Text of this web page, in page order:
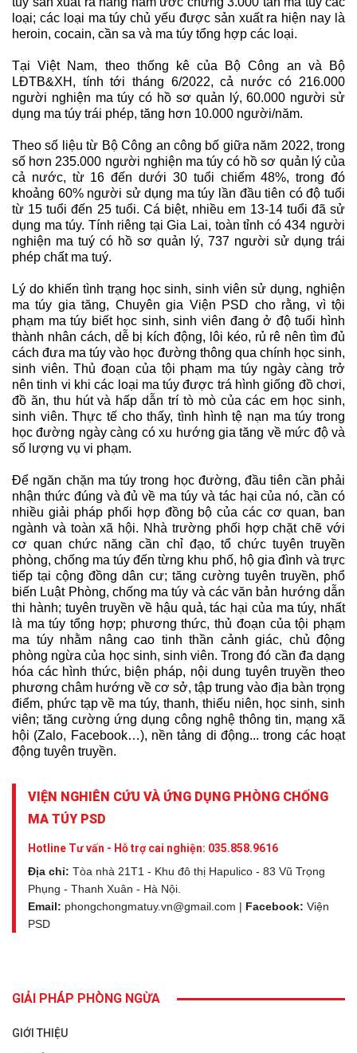
loại; các loại ma túy chủ yếu được sản xuất ra hiện nay là
heroin, cocain, cần sa và ma túy tổng hợp các loại.
Tại Việt Nam, theo thống kê của Bộ Công an và Bộ
LĐTB&XH, tính tới tháng 6/2022, cả nước có 216.000
người nghiện ma túy có hồ sơ quản lý, 60.000 người sử
dụng ma túy trái phép, tăng hơn 10.000 người/năm.
Theo số liệu từ Bộ Công an công bố giữa năm 2022, trong
số hơn 235.000 người nghiện ma túycó hồ sơ quản lý của
cả nước, từ 16 đến dưới 30 tuổi chiếm 48%, trong đó
khoảng 60% người sử dụng ma túy lần đầu tiên có độ tuổi
từ 15 tuổi đến 25 tuổi. Cá biệt, nhiều em 13-14 tuổi đã sử
dụng ma túy. Tính riêng tại Gia Lai, toàn tỉnh có 434 người
nghiện ma tuý có hồ sơ quản lý, 737 người sử dụng trái
phép chất ma tuý.
Lý do khiến tình trạng học sinh, sinh viên sử dụng, nghiện
ma túy gia tăng, Chuyên gia Viện PSD cho rằng, vì tội
phạm ma túy biết học sinh, sinh viên đang ở độ tuổi hình
thành nhân cách, dễ bị kích động, lôi kéo, rủ rê nên tìm đủ
cách đưa ma túy vào học đường thông qua chính học sinh,
sinh viên. Thủ đoạn của tội phạm ma túy ngày càng trở
nên tinh vi khi các loại ma túy được trá hình giống đồ chơi,
đồ ăn, thu hút và hấp dẫn trí tò mò của các em học sinh,
sinh viên. Thực tế cho thấy, tình hình tệ nạn ma túy trong
học đường ngày càng có xu hướng gia tăng về mức độ và
số lượng vụ vi phạm.
Để ngăn chặn ma túy trong học đường, đầu tiên cần phải
nhận thức đúng và đủ về ma túy và tác hại của nó, cần có
nhiều giải pháp phối hợp đồng bộ của các cơ quan, ban
ngành và toàn xã hội. Nhà trường phối hợp chặt chẽ với
cơ quan chức năng cần chỉ đạo, tổ chức tuyên truyền
phòng, chống ma túy đến từng khu phố, hộ gia đình và trực
tiếp tại cộng đồng dân cư; tăng cường tuyên truyền, phổ
biến Luật Phòng, chống ma túy và các văn bản hướng dẫn
thi hành; tuyên truyền về hậu quả, tác hại của ma túy, nhất
là ma túy tổng hợp; phương thức, thủ đoạn của tội phạm
ma túy nhằm nâng cao tinh thần cảnh giác, chủ động
phòng ngừa của học sinh, sinh viên. Trong đó cần đa dạng
hóa các hình thức, biện pháp, nội dung tuyên truyền theo
phương châm hướng về cơ sở, tập trung vào địa bàn trọng
điểm, phức tạp về ma túy, thanh, thiếu niên, học sinh, sinh
viên; tăng cường ứng dụng công nghệ thông tin, mạng xã
hội (Zalo, Facebook…), nền tảng di động... trong các hoạt
động tuyên truyền.
VIỆN NGHIÊN CỨU VÀ ỨNG DỤNG PHÒNG CHỐNG
MA TÚY PSD
Hotline Tư vấn - Hỗ trợ cai nghiện: 035.858.9616
Địa chỉ: Tòa nhà 21T1 - Khu đô thị Hapulico - 83 Vũ Trọng
Phụng - Thanh Xuân - Hà Nội.
Email: phongchongmatuy.vn@gmail.com | Facebook: Viện
PSD
GIẢI PHÁP PHÒNG NGỪA
GIỚI THIỆU